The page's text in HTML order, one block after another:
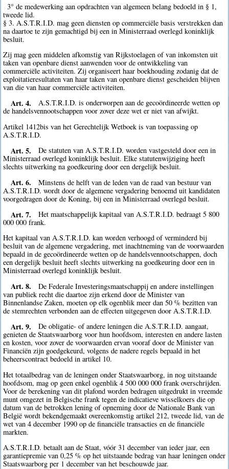
3° de medewerking aan opdrachten van algemeen belang bedoeld in § 1,
tweede lid.
§ 3. A.S.T.R.I.D. mag geen diensten op commerciële basis verstrekken dan
na daartoe te zijn gemachtigd bij een in Ministerraad overlegd koninklijk
besluit.
Zij mag geen middelen afkomstig van Rijkstoelagen of van inkomsten uit
taken van openbare dienst aanwenden voor de ontwikkeling van
commerciële activiteiten. Zij organiseert haar boekhouding zodanig dat de
exploitatieresultaten van haar taken van openbare dienst gescheiden blijven
van die van haar commerciële activiteiten.
Art. 4.
A.S.T.R.I.D. is onderworpen aan de gecoördineerde wetten op
de handelsvennootschappen voor zover deze wet er niet van afwijkt.
Artikel 1412bis van het Gerechtelijk Wetboek is van toepassing op
A.S.T.R.I.D.
Art. 5.
De statuten van A.S.T.R.I.D. worden vastgesteld door een in
Ministerraad overlegd koninklijk besluit. Elke statutenwijziging heeft
slechts uitwerking na goedkeuring door een dergelijk besluit.
Art. 6.
Minstens de helft van de leden van de raad van bestuur van
A.S.T.R.I.D. wordt door de algemene vergadering benoemd uit kandidaten
voorgedragen door de Koning, bij een in Ministerraad overlegd besluit.
Art. 7.
Het maatschappelijk kapitaal van A.S.T.R.I.D. bedraagt 5 800
000 000 frank.
Het kapitaal van A.S.T.R.I.D. kan worden verhoogd of verminderd bij
besluit van de algemene vergadering, met inachtneming van de voorwaarden
bepaald in de gecoördineerde wetten op de handelsvennootschappen, doch
een dergelijk besluit heeft slechts uitwerking na goedkeuring door een in
Ministerraad overlegd koninklijk besluit.
Art. 8.
De Federale Investeringsmaatschappij en andere instellingen
van publiek recht die daartoe zijn erkend door de Minister van
Binnenlandse Zaken, moeten op elk ogenblik meer dan 50 % bezitten van
de stemrechten verbonden aan de effecten uitgegeven door A.S.T.R.I.D.
Art. 9.
De obligatie- of andere leningen die A.S.T.R.I.D. aangaat,
genieten de Staatswaarborg voor hun hoofdsom, interesten en andere lasten
en kosten, voor zover de voorwaarden ervan vooraf door de Minister van
Financiën zijn goedgekeurd, volgens de nadere regels bepaald in het
beheerscontract bedoeld in artikel 10.
Het totaalbedrag van de leningen onder Staatswaarborg, in nog uitstaande
hoofdsom, mag op geen enkel ogenblik 4 500 000 000 frank overschrijden.
Voor de berekening van dit plafond worden bedragen uitgedrukt in vreemde
munt omgezet in Belgische frank tegen de indicatieve wisselkoers die op
datum van de betrokken lening of opneming door de Nationale Bank van
België wordt bekendgemaakt overeenkomstig artikel 212, tweede lid, van de
wet van 4 december 1990 op de financiële transacties en de financiële
markten.
A.S.T.R.I.D. betaalt aan de Staat, vóór 31 december van ieder jaar, een
garantiepremie van 0,25 % op het uitstaande bedrag van haar leningen onder
Staatswaarborg per 1 december van het beschouwde jaar.